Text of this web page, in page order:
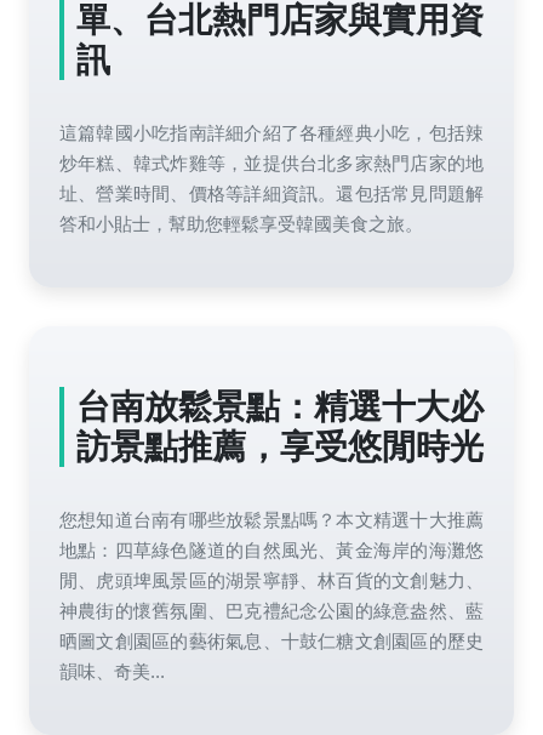
單、台北熱門店家與實用資
訊
這篇韓國小吃指南詳細介紹了各種經典小吃，包括辣
炒年糕、韓式炸雞等，並提供台北多家熱門店家的地
址、營業時間、價格等詳細資訊。還包括常見問題解
答和小貼士，幫助您輕鬆享受韓國美食之旅。
台南放鬆景點：精選十大必
訪景點推薦，享受悠閒時光
您想知道台南有哪些放鬆景點嗎？本文精選十大推薦
地點：四草綠色隧道的自然風光、黃金海岸的海灘悠
閒、虎頭埤風景區的湖景寧靜、林百貨的文創魅力、
神農街的懷舊氛圍、巴克禮紀念公園的綠意盎然、藍
晒圖文創園區的藝術氣息、十鼓仁糖文創園區的歷史
韻味、奇美...